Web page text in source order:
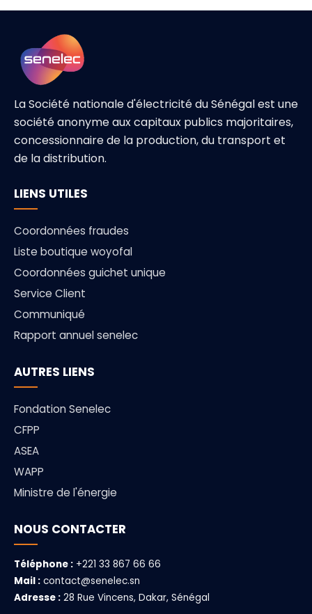
La Société nationale d'électricité du Sénégal est une
société anonyme aux capitaux publics majoritaires,
concessionnaire de la production, du transport et
de la distribution.
LIENS UTILES
Coordonnées fraudes
Liste boutique woyofal
Coordonnées guichet unique
Service Client
Communiqué
Rapport annuel senelec
AUTRES LIENS
Fondation Senelec
CFPP
ASEA
WAPP
Ministre de l'énergie
NOUS CONTACTER
Téléphone : +221 33 867 66 66
Mail : contact@senelec.sn
Adresse : 28 Rue Vincens, Dakar, Sénégal